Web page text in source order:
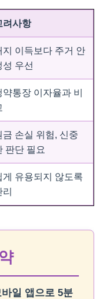
려사항
지 이득보다 주거 안
성 우선
약통장 이자율과 비
금 손실 위험, 신중
판단 필요
게 유용되지 않도록
리
일 앱으로 5분